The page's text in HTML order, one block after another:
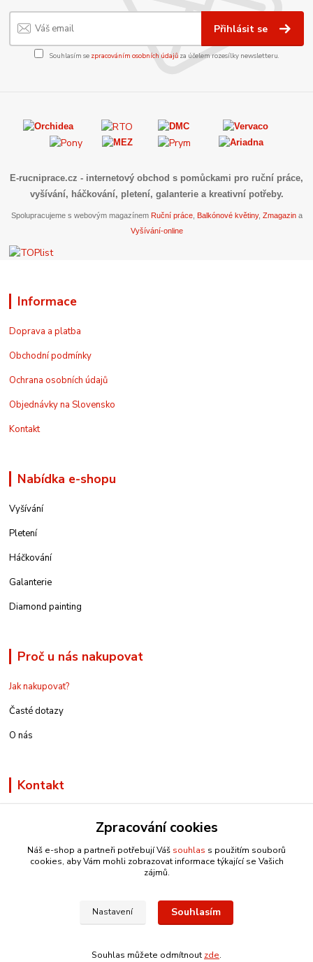
Přihlásit se
Souhlasím se zpracováním osobních údajůza účelem rozesílky newsletteru.
E-rucniprace.cz - internetový obchod s pomůckami pro ruční práce,
vyšívání, háčkování, pletení, galanterie a kreativní potřeby.
Spolupracujeme s webovým magazínem Ruční práce, Balkónové květiny, Zmagazina
Vyšívání-online
Informace
Doprava a platba
Obchodní podmínky
Ochrana osobních údajů
Objednávky na Slovensko
Kontakt
Nabídka e-shopu
Vyšívání
Pletení
Háčkování
Galanterie
Diamond painting
Proč u nás nakupovat
Jak nakupovat?
Časté dotazy
O nás
Kontakt
info@e-rucniprace.cz
Copyright © 2011-2024 IRP
Zpracování cookies
Náš e-shop a partneři potřebují Váš souhlas s použitím souborů
cookies, aby Vám mohli zobrazovat informace týkající se Vašich
zájmů.
Nastavení Souhlasím
Souhlas můžete odmítnout zde.